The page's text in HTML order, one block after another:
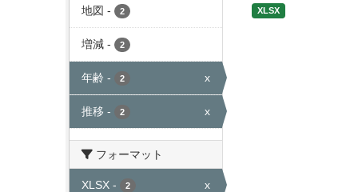
地図 - 2
増減 - 2
年齢 - 2 x
推移 - 2 x
フォーマット
XLSX - 2 x
XLSX